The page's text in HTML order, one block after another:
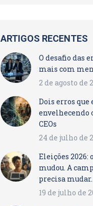
ARTIGOS RECENTES
O desafio das
mais com
2 de agosto de
Dois erros que
envelhecendo
CEOs
24 de julho de
Eleições 2026:
mudou. A
precisa mudar.
19 de julho de